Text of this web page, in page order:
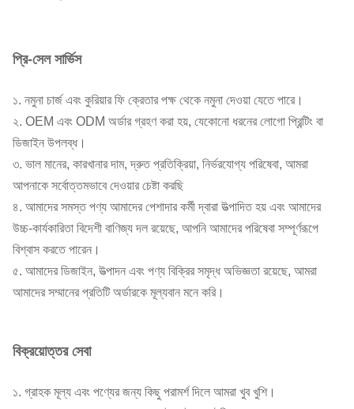
প্রি-সেল সার্ভিস
১. নমুনা চার্জ এবং কুরিয়ার ফি ক্রেতার পক্ষ থেকে নমুনা দেওয়া যেতে পারে।
২. OEM এবং ODM অর্ডার গ্রহণ করা হয়, যেকোনো ধরনের লোগো প্রিন্টিং বা
ডিজাইন উপলব্ধ।
৩. ভাল মানের, কারখানার দাম, দ্রুত প্রতিক্রিয়া, নির্ভরযোগ্য পরিষেবা, আমরা
আপনাকে সর্বোত্তমভাবে দেওয়ার চেষ্টা করছি
৪. আমাদের সমস্ত পণ্য আমাদের পেশাদার কর্মী দ্বারা উত্পাদিত হয় এবং আমাদের
উচ্চ-কার্যকারিতা বিদেশী বাণিজ্য দল রয়েছে, আপনি আমাদের পরিষেবা সম্পূর্ণরূপে
বিশ্বাস করতে পারেন।
৫. আমাদের ডিজাইন, উত্পাদন এবং পণ্য বিক্রির সমৃদ্ধ অভিজ্ঞতা রয়েছে, আমরা
আমাদের সম্মানের প্রতিটি অর্ডারকে মূল্যবান মনে করি।
বিক্রয়োত্তর সেবা
১. গ্রাহক মূল্য এবং পণ্যের জন্য কিছু পরামর্শ দিলে আমরা খুব খুশি।